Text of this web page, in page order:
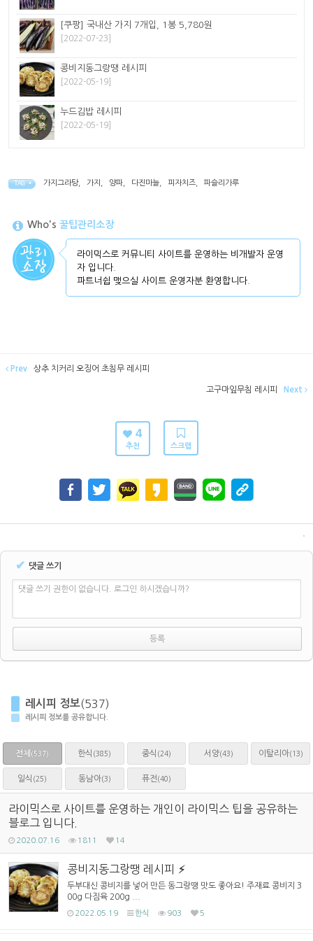
[쿠팡] 국내산 가지 7개입, 1봉 5,780원
[2022-07-23]
콩비지동그랑땡 레시피
[2022-05-19]
누드김밥 레시피
[2022-05-19]
TAG • 가지그라탕, 가지 양파 다진마늘 피자치즈 파슬리가루
Who's 꿀팁관리소장
라이믹스로 커뮤니티 사이트를 운영하는 비개발자 운영
자 입니다.
파트너쉽 맺으실 사이트 운영자분 환영합니다.
Prev 상추 치커리 오징어 초침무 레시피
고구마잎무침 레시피 Next
4
추천 스크랩
✔ 댓글 쓰기
댓글 쓰기 권한이 없습니다. 로그인 하시겠습니까?
레시피 정보(537)
레시피 정보를 공유합니다.
전체 (537) 한식 (385) 중식 (24) 서양(43) 이탈리아(13)
일식 (25) 동남아(3) 퓨전 (40)
라이믹스로 사이트를 운영하는 개인이 라이믹스 팁을 공유하는
블로그 입니다.
2020.07.16 1811 14
콩비지동그랑땡 레시피
두부대신 콩비지를 넣어 만든 동그랑땡 맛도 좋아요! 주재료 콩비지 3
00g 다짐육 200g ...
2022.05.19 한식 903 5